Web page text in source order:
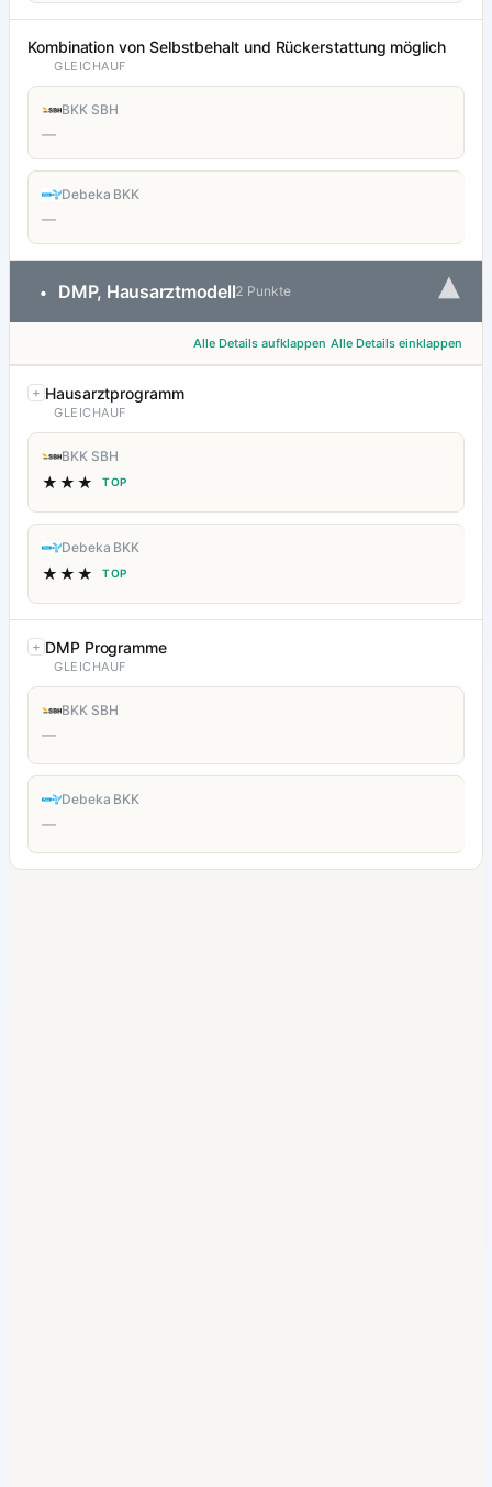
Kombination von Selbstbehalt und Rückerstattung möglich
GLEICHAUF
BKK SBH
—
Debeka BKK
—
• DMP, Hausarztmodell2 Punkte ▾
Alle Details aufklappen Alle Details einklappen
Hausarztprogramm
GLEICHAUF
BKK SBH
★★★ TOP
Debeka BKK
★★★ TOP
DMP Programme
GLEICHAUF
BKK SBH
—
Debeka BKK
—